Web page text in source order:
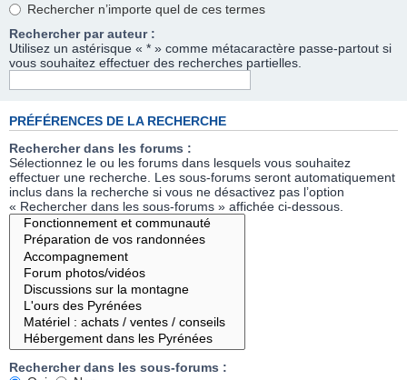
Rechercher n’importe quel de ces termes
Rechercher par auteur :
Utilisez un astérisque « * » comme métacaractère passe-partout si
vous souhaitez effectuer des recherches partielles.
PRÉFÉRENCES DE LA RECHERCHE
Rechercher dans les forums :
Sélectionnez le ou les forums dans lesquels vous souhaitez
effectuer une recherche. Les sous-forums seront automatiquement
inclus dans la recherche si vous ne désactivez pas l’option
« Rechercher dans les sous-forums » affichée ci-dessous.
Rechercher dans les sous-forums :